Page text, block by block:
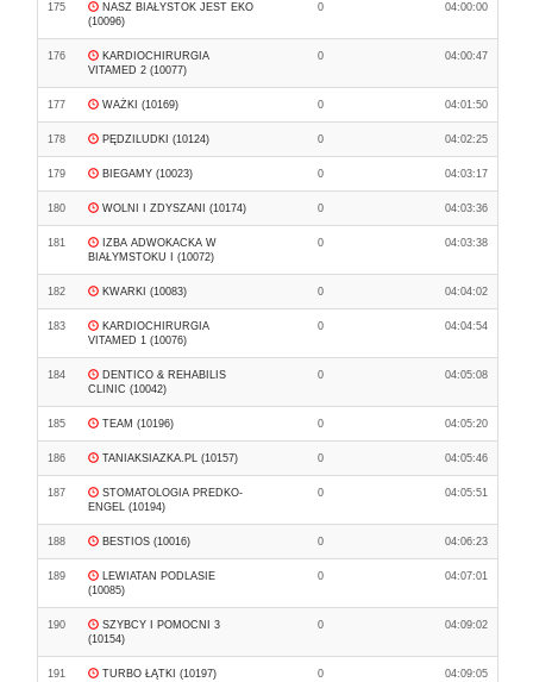
175
NASZ BIAŁYSTOK JEST EKO
(10096)
0 04:00:00
176
KARDIOCHIRURGIA
VITAMED 2 (10077)
0 04:00:47
177 WAŻKI (10169) 0 04:01:50
178 PĘDZILUDKI (10124) 0 04:02:25
179 BIEGAMY (10023) 0 04:03:17
180 WOLNI I ZDYSZANI (10174) 0 04:03:36
181
IZBA ADWOKACKA W
BIAŁYMSTOKU I (10072)
0 04:03:38
182 KWARKI (10083) 0 04:04:02
183
KARDIOCHIRURGIA
VITAMED 1 (10076)
0 04:04:54
184
DENTICO & REHABILIS
CLINIC (10042)
0 04:05:08
185 TEAM (10196) 0 04:05:20
186 TANIAKSIAZKA.PL (10157) 0 04:05:46
187
STOMATOLOGIA PREDKO-
ENGEL (10194)
0 04:05:51
188 BESTIOS (10016) 0 04:06:23
189
LEWIATAN PODLASIE
(10085)
0 04:07:01
190
SZYBCY I POMOCNI 3
(10154)
0 04:09:02
191 TURBO ŁĄTKI (10197) 0 04:09:05